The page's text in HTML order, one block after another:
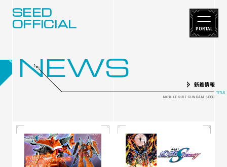
PORTAL
SEED
OFFICIAL
NEWS
新着情報